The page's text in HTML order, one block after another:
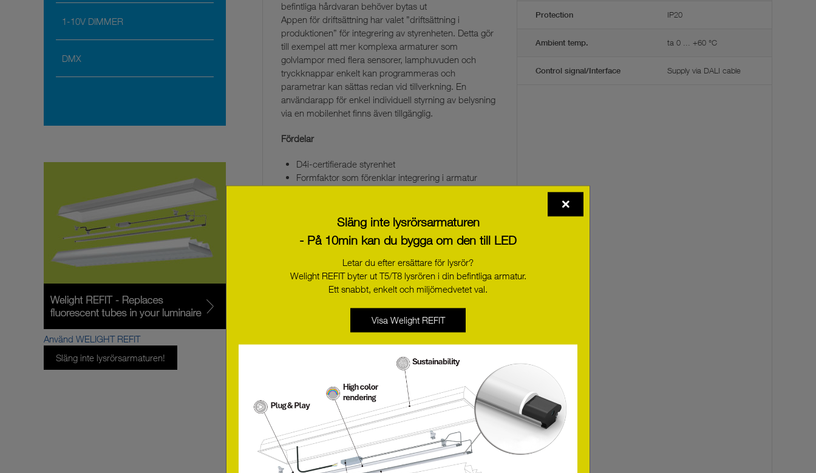
1-10V DIMMER
DMX
befintliga hårdvaran behöver bytas ut
Appen för driftsättning har valet ”driftsättning i
produktionen” för integrering av styrenheten. Detta gör
till exempel att mer komplexa armaturer som
golvlampor med flera sensorer, lamphuvuden och
tryckknappar enkelt kan programmeras och
parametrar kan sättas redan vid tillverkning. En
användarapp för enkel individuell styrning av belysning
via en mobilenhet finns även tillgänglig.
Fördelar
D4i-certifierade styrenhet
Formfaktor som förenklar integrering i armatur
NFC-funktion för att möjliggöra driftsättning i
produktionen i framtiden
Realtidsklocka för att dela exakt tidsinformation i
dynamisk belysning och nödljusapplikationer
Trådlös kommunikation via Bluetooth
Hölje med löstagbara monteringsklaffar för att
kunna användas som armaturstyrenhet för
fristående and nätverksanslutna applikationer
4 oberoende ingångar som möjliggör anslutning av
standard tryckknappar
Strömförsörjning via DALI
BP = Bulk Package
Protection IP20
Ambient temp. ta 0 ... +60 °C
Control signal/Interface Supply via DALI cable
Använd WELIGHT REFIT
Släng inte lysrörsarmaturen!
Släng inte lysrörsarmaturen
- På 10min kan du bygga om den till LED
Letar du efter ersättare för lysrör?
Welight REFIT byter ut T5/T8 lysrören i din befintliga armatur.
Ett snabbt, enkelt och miljömedvetet val.
Visa Welight REFIT